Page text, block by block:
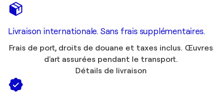
Livraison internationale. Sans frais supplémentaires.
Frais de port, droits de douane et taxes inclus. Œuvres
d'art assurées pendant le transport.
Détails de livraison